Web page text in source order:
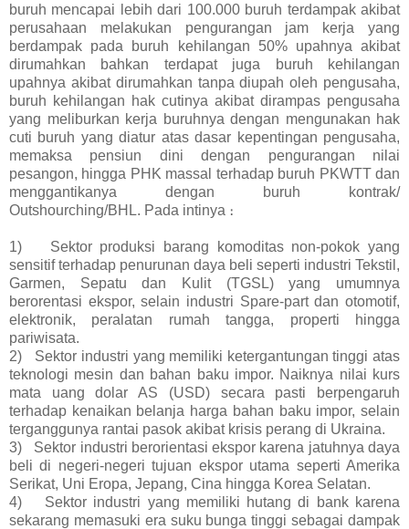
buruh mencapai lebih dari 100.000 buruh terdampak akibat
perusahaan melakukan pengurangan jam kerja yang
berdampak pada buruh kehilangan 50% upahnya akibat
dirumahkan bahkan terdapat juga buruh kehilangan
upahnya akibat dirumahkan tanpa diupah oleh pengusaha,
buruh kehilangan hak cutinya akibat dirampas pengusaha
yang meliburkan kerja buruhnya dengan mengunakan hak
cuti buruh yang diatur atas dasar kepentingan pengusaha,
memaksa pensiun dini dengan pengurangan nilai
pesangon, hingga PHK massal terhadap buruh PKWTT dan
menggantikanya dengan buruh kontrak/
Outshourching/BHL. Pada intinya ։
1)
Sektor produksi barang komoditas non-pokok yang
sensitif terhadap penurunan daya beli seperti industri Tekstil,
Garmen, Sepatu dan Kulit (TGSL) yang umumnya
berorentasi ekspor, selain industri Spare-part dan otomotif,
elektronik, peralatan rumah tangga, properti hingga
pariwisata.
2)
Sektor industri yang memiliki ketergantungan tinggi atas
teknologi mesin dan bahan baku impor. Naiknya nilai kurs
mata uang dolar AS (USD) secara pasti berpengaruh
terhadap kenaikan belanja harga bahan baku impor, selain
terganggunya rantai pasok akibat krisis perang di Ukraina.
3)
Sektor industri berorientasi ekspor karena jatuhnya daya
beli di negeri-negeri tujuan ekspor utama seperti Amerika
Serikat, Uni Eropa, Jepang, Cina hingga Korea Selatan.
4)
Sektor industri yang memiliki hutang di bank karena
sekarang memasuki era suku bunga tinggi sebagai dampak